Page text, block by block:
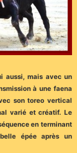
aussi, mais avec un
à une faena
son toreo vertical
varié et créatif. Le
en terminant
épée après un